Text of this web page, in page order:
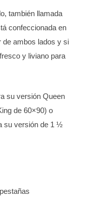
también llamada
confeccionada en
de ambos lados y si
y liviano para
su versión Queen
de 60×90) o
su versión de 1 ½